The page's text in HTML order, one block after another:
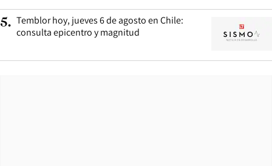
5. Temblor hoy, jueves 6 de agosto en Chile:
consulta epicentro y magnitud